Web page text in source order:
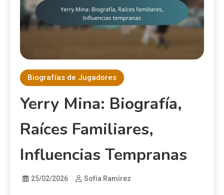
Biografías de Jugadores
Yerry Mina: Biografía,
Raíces Familiares,
Influencias Tempranas
25/02/2026 Sofía Ramírez